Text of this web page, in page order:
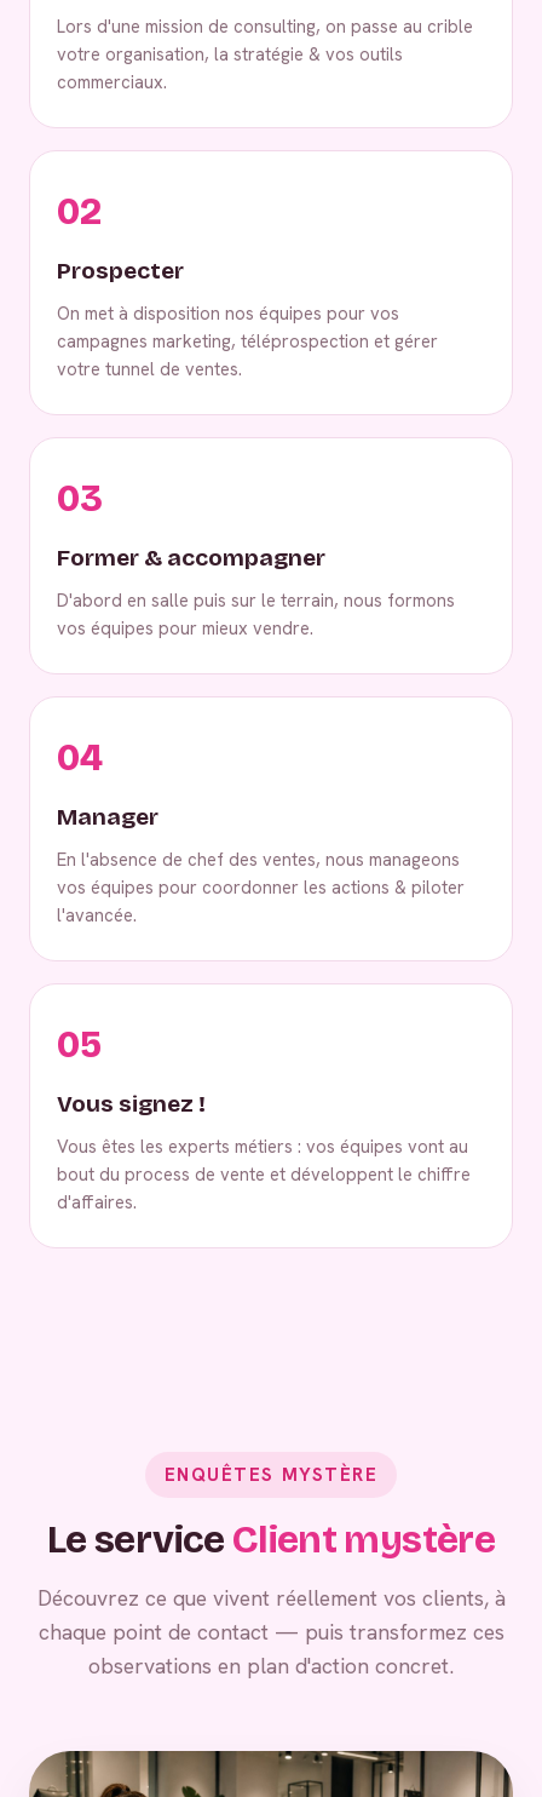
Lors d'une mission de consulting, on passe au crible
votre organisation, la stratégie & vos outils
commerciaux.
02
Prospecter
On met à disposition nos équipes pour vos
campagnes marketing, téléprospection et gérer
votre tunnel de ventes.
03
Former & accompagner
D'abord en salle puis sur le terrain, nous formons
vos équipes pour mieux vendre.
04
Manager
En l'absence de chef des ventes, nous manageons
vos équipes pour coordonner les actions & piloter
l'avancée.
05
Vous signez !
Vous êtes les experts métiers : vos équipes vont au
bout du process de vente et développent le chiffre
d'affaires.
ENQUÊTES MYSTÈRE
Le service Client mystère
Découvrez ce que vivent réellement vos clients, à
chaque point de contact — puis transformez ces
observations en plan d'action concret.